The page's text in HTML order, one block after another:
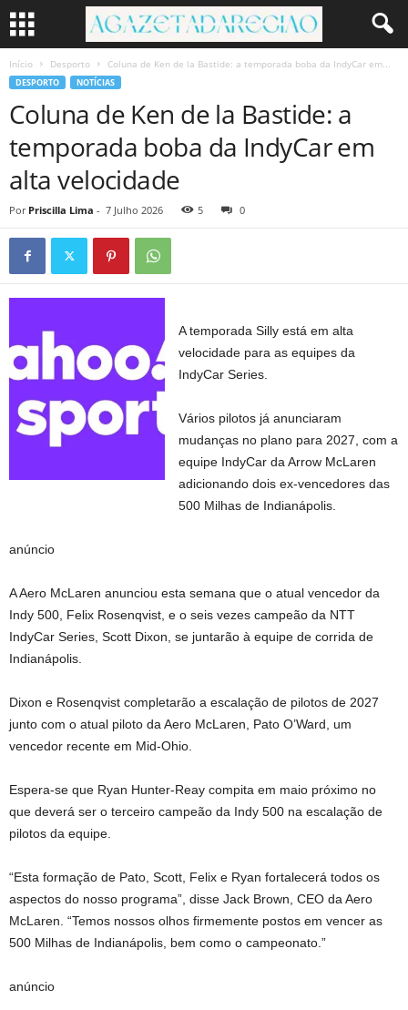
Início Desporto Coluna de Ken de la Bastide: a temporada boba da IndyCar em...
DESPORTO NOTÍCIAS
Coluna de Ken de la Bastide: a
temporada boba da IndyCar em
alta velocidade
Por Priscilla Lima - 7 Julho 2026 5 0
A temporada Silly está em alta
velocidade para as equipes da
IndyCar Series.
Vários pilotos já anunciaram
mudanças no plano para 2027, com a
equipe IndyCar da Arrow McLaren
adicionando dois ex-vencedores das
500 Milhas de Indianápolis.
anúncio
A Aero McLaren anunciou esta semana que o atual vencedor da
Indy 500, Felix Rosenqvist, e o seis vezes campeão da NTT
IndyCar Series, Scott Dixon, se juntarão à equipe de corrida de
Indianápolis.
Dixon e Rosenqvist completarão a escalação de pilotos de 2027
junto com o atual piloto da Aero McLaren, Pato O’Ward, um
vencedor recente em Mid-Ohio.
Espera-se que Ryan Hunter-Reay compita em maio próximo no
que deverá ser o terceiro campeão da Indy 500 na escalação de
pilotos da equipe.
“Esta formação de Pato, Scott, Felix e Ryan fortalecerá todos os
aspectos do nosso programa”, disse Jack Brown, CEO da Aero
McLaren. “Temos nossos olhos firmemente postos em vencer as
500 Milhas de Indianápolis, bem como o campeonato.”
anúncio